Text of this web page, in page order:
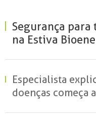
Segurança para
na Estiva
Especialista
doenças começa